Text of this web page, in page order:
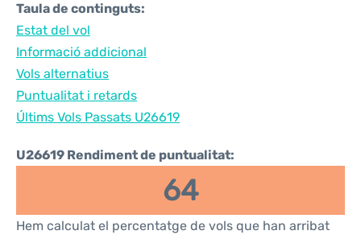
Taula de continguts:
Estat del vol
Informació addicional
Vols alternatius
Puntualitat i retards
Últims Vols Passats U26619
U26619 Rendiment de puntualitat:
64
Hem calculat el percentatge de vols que han arribat